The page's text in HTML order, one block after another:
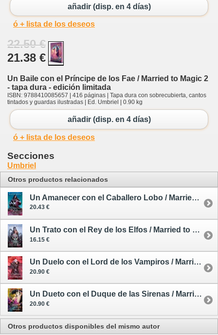
añadir (disp. en 4 días)
ó + lista de los deseos
22.50 €
21.38 €
Un Baile con el Príncipe de los Fae / Married to Magic 2
- tapa dura - edición limitada
ISBN: 9788410085657 | 416 páginas | Tapa dura con sobrecubierta, cantos
tintados y guardas ilustradas | Ed. Umbriel | 0.90 kg
añadir (disp. en 4 días)
ó + lista de los deseos
Secciones
Umbriel
Otros productos relacionados
Un Amanecer con el Caballero Lobo / Married to Magic 5
20.43 €
Un Trato con el Rey de los Elfos / Married to Magic 1 - rústica
16.15 €
Un Duelo con el Lord de los Vampiros / Married to Magic 3
20.90 €
Un Dueto con el Duque de las Sirenas / Married to Magic 4
20.90 €
Otros productos disponibles del mismo autor